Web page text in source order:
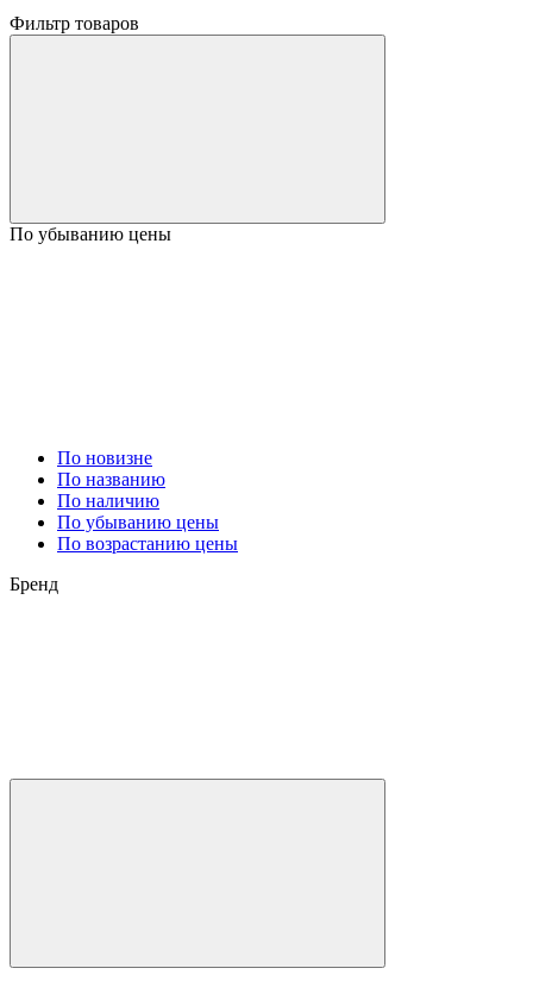
Фильтр товаров
По убыванию цены
По новизне
По названию
По наличию
По убыванию цены
По возрастанию цены
Бренд